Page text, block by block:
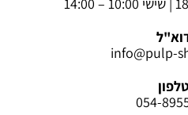
info@pulp-
054-